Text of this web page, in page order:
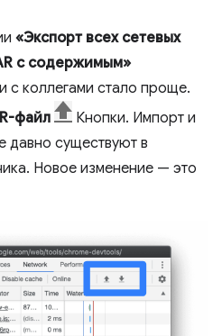
«Экспорт всех сетевых
с содержимым»
с коллегами стало проще.
файл
Кнопки. Импорт и
давно существуют в
Новое изменение — это